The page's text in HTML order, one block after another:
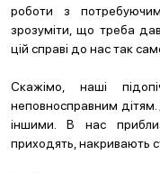
роботи з
зрозуміти, що треба
цій справі до нас так
Скажімо, наші
неповносправним дітям.
іншими. В нас
приходять, накривають